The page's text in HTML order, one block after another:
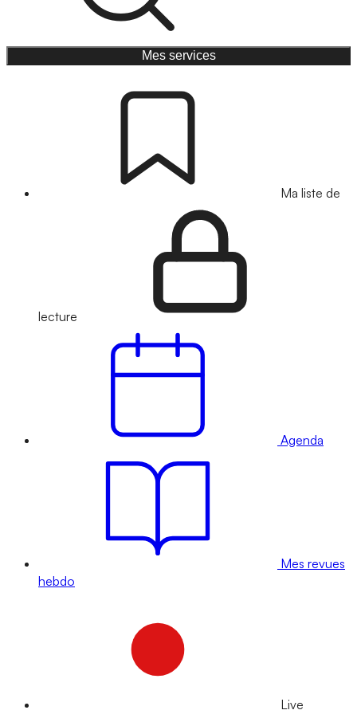
Mes services
Ma liste de
lecture
Agenda
Mes revues
hebdo
Live